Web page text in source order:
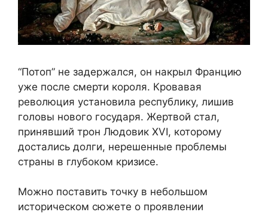
“Потоп” не задержался, он накрыл Францию
уже после смерти короля. Кровавая
революция установила республику, лишив
головы нового государя. Жертвой стал,
принявший трон Людовик XVI, которому
достались долги, нерешенные проблемы
страны в глубоком кризисе.
Можно поставить точку в небольшом
историческом сюжете о проявлении